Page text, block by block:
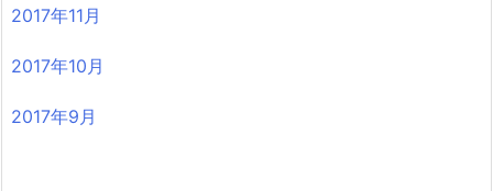
2017年11月
2017年10月
2017年9月